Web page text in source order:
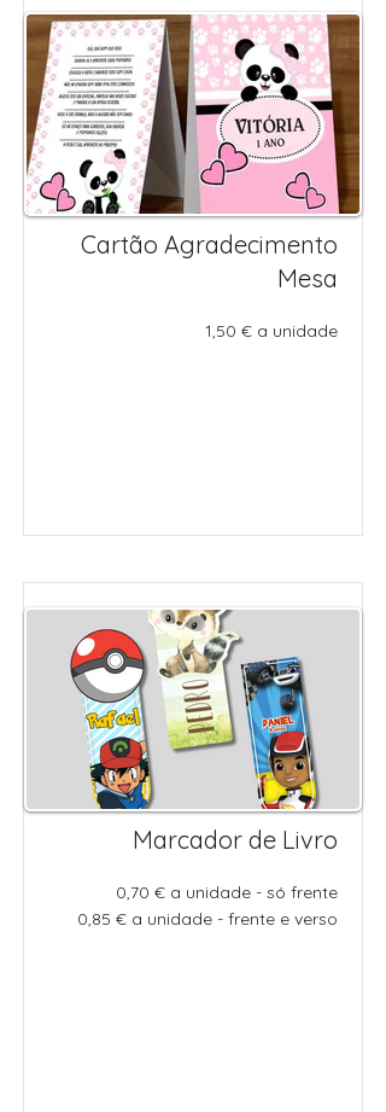
Cartão Agradecimento
Mesa
1,50 € a unidade
Marcador de Livro
0,70 € a unidade - só frente
0,85 € a unidade - frente e verso